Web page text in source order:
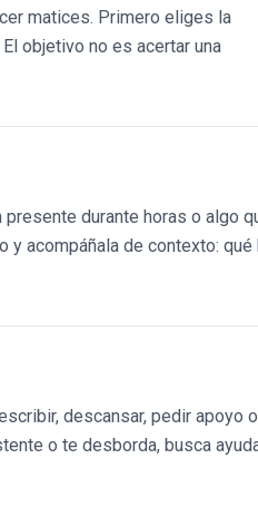
matices. Primero eliges la
objetivo no es acertar una
durante horas o algo
y acompáñala de contexto: qué
descansar, pedir apoyo o
o te desborda, busca